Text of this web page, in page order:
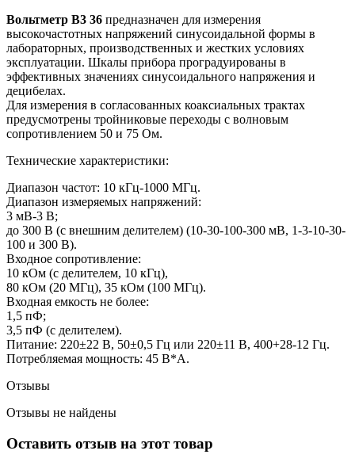
Вольтметр В3 36 предназначен для измерения
высокочастотных напряжений синусоидальной формы в
лабораторных, производственных и жестких условиях
эксплуатации. Шкалы прибора проградуированы в
эффективных значениях синусоидального напряжения и
децибелах.
Для измерения в согласованных коаксиальных трактах
предусмотрены тройниковые переходы с волновым
сопротивлением 50 и 75 Ом.
Технические характеристики:
Диапазон частот: 10 кГц-1000 МГц.
Диапазон измеряемых напряжений:
3 мВ-3 В;
до 300 В (с внешним делителем) (10-30-100-300 мВ, 1-3-10-30-
100 и 300 В).
Входное сопротивление:
10 кОм (с делителем, 10 кГц),
80 кОм (20 МГц), 35 кОм (100 МГц).
Входная емкость не более:
1,5 пФ;
3,5 пФ (с делителем).
Питание: 220±22 В, 50±0,5 Гц или 220±11 В, 400+28-12 Гц.
Потребляемая мощность: 45 В*А.
Отзывы
Отзывы не найдены
Оставить отзыв на этот товар